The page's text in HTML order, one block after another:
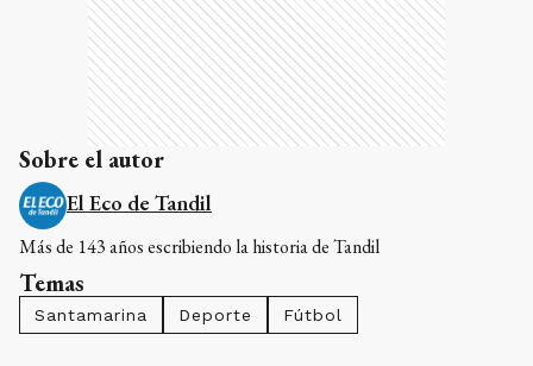
Sobre el autor
El Eco de Tandil
Más de 143 años escribiendo la historia de Tandil
Temas
Santamarina Deporte Fútbol